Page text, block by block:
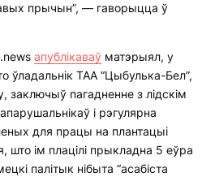
прычын”, — гаворыцца ў
апублікаваў матэрыял, у
ўладальнік ТАА “Цыбулька-Бел”,
пагадненне з лідскім
і рэгулярна
для працы на плантацыі
што ім плацілі прыкладна 5 еўра
палітык нібыта “асабіста